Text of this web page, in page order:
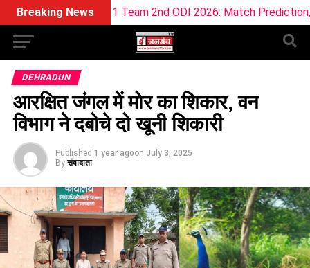
Breaking News
Team 2nd ODI 2026: Match Prediction, Pitch Report
DEHRADUN
आरक्षित जंगल में मोर का शिकार, वन
विभाग ने दबोचे दो खूनी शिकारी
Published 1 year agoon July 3, 2025
By संवादाता